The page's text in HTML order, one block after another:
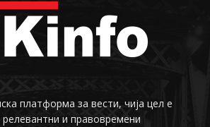
платформа за вести, чија цел е
и правовремени